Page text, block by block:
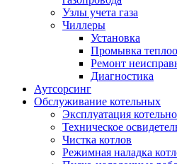
Узлы учета газа
Чиллеры
Установка
Промывка
Ремонт
Диагностика
Аутсорсинг
Обслуживание котельных
Эксплуатация
Техническое
Чистка котлов
Режимная наладка